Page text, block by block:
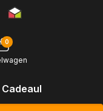
0
Cadeaubonnen